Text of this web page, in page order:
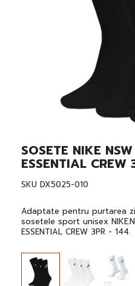
Skip
to
the
beginning
of
images
gallery
SOSETE NIKE
ESSENTIAL
SKU DX5025-010
Adaptate pentru purtarea
sosetele sport unisex
ESSENTIAL CREW 3PR - 144.